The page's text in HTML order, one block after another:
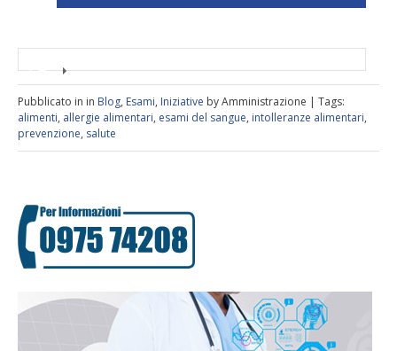
Pubblicato in in Blog, Esami, Iniziative by Amministrazione | Tags:
alimenti, allergie alimentari, esami del sangue, intolleranze alimentari,
prevenzione, salute